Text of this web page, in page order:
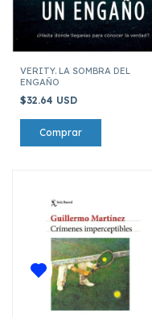
VERITY. LA SOMBRA DEL
ENGAÑO
$32.64 USD